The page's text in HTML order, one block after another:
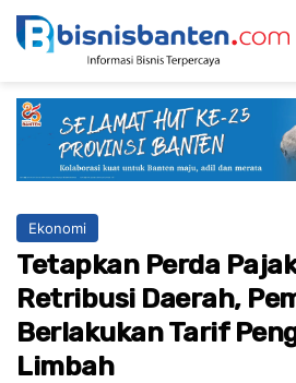
Ekonomi
Tetapkan Perda
Retribusi Daerah,
Berlakukan Tarif
Limbah